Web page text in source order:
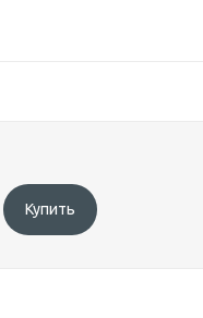
Купить